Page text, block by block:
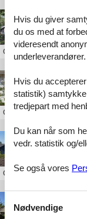
Om Læsø
Om Læsø
OmLæsø
Hvis du giver
du os med at
videresendt
underleverandører.
Hvis du
statistik)
tredjepart med
Du kan når som
vedr. statistik og/
Se også vores
Nødvendige